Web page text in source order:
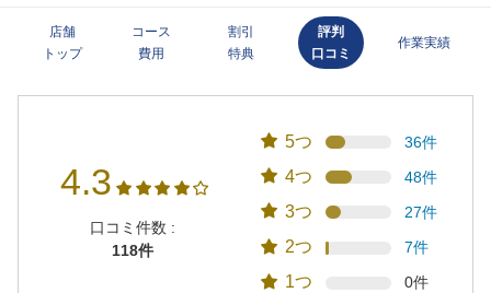
店舗
トップ
コース
費用
割引
特典
評判
口コミ
作業実績
4.3
口コミ件数 :
118件
5つ 36件
4つ 48件
3つ 27件
2つ 7件
1つ 0件